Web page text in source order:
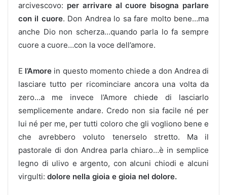
arcivescovo: per arrivare al cuore bisogna parlare
con il cuore. Don Andrea lo sa fare molto bene…ma
anche Dio non scherza…quando parla lo fa sempre
cuore a cuore…con la voce dell’amore.
E l’Amore in questo momento chiede a don Andrea di
lasciare tutto per ricominciare ancora una volta da
zero…a me invece l’Amore chiede di lasciarlo
semplicemente andare. Credo non sia facile né per
lui né per me, per tutti coloro che gli vogliono bene e
che avrebbero voluto tenerselo stretto. Ma il
pastorale di don Andrea parla chiaro…è in semplice
legno di ulivo e argento, con alcuni chiodi e alcuni
virgulti: dolore nella gioia e gioia nel dolore.